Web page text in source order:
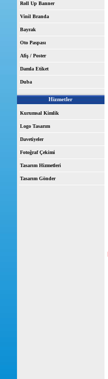
Roll Up Banner
Vinil Branda
Bayrak
Oto Paspası
Afiş / Poster
Damla Etiket
Duba
Hizmetler
Kurumsal Kimlik
Logo Tasarım
Davetiyeler
Fotoğraf Çekimi
Tasarım Hizmetleri
Tasarım Gönder